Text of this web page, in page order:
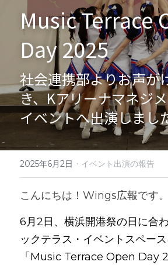
イベント出演の報告
ご挨拶
ギャラリー
Music Terrace
Day 2025
社会連携部よりお声が
き、Kアリーナマネジ
イベントへ出演しまし
2025年6月2日 · イベント出演の報告
こんにちは！Wings広報です。
6月2日、横浜開港祭の日に合
ックテラス・イベントスペー
「Music Terrace Open Day